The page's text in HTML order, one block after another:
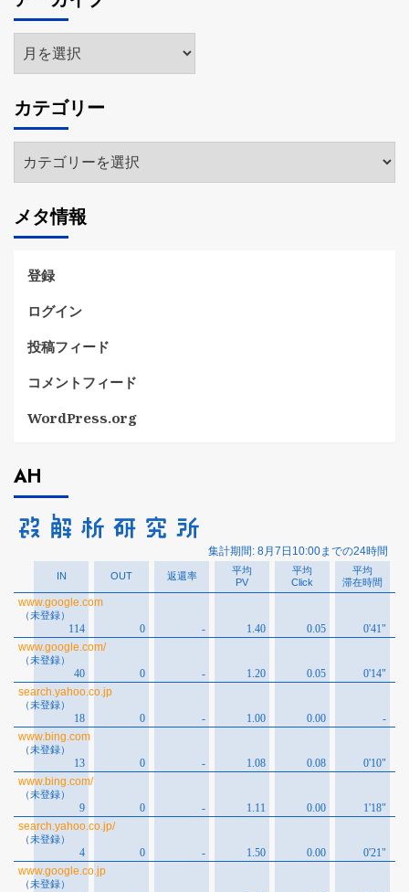
ア
ー
イ
ブ
カテゴリー
テ
リ
ー
メタ情報
登録
ログイン
投稿フィード
コメントフィード
WordPress.org
AH